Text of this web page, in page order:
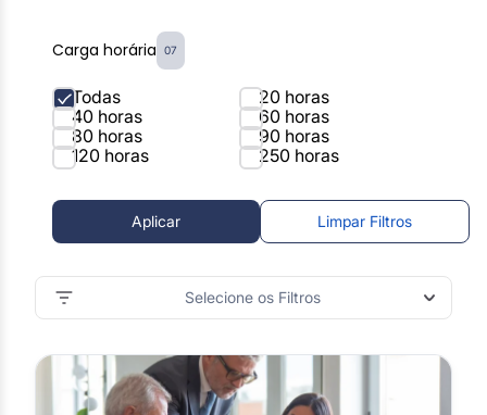
Carga horária 07
Todas
20 horas
40 horas
60 horas
80 horas
90 horas
120 horas
250 horas
Aplicar Limpar Filtros
Selecione os Filtros